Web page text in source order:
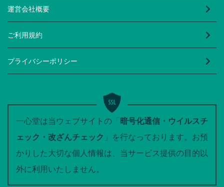
運営会社概要
ご利用規約
プライバシーポリシー
一心堂は当ウェブサイトの「暗号化通信・ウイルスチ
ェック・改ざんチェック 」を行なっております。お預
かりした大切な個人情報は、当サービス提供の目的以
外に利用いたしません。